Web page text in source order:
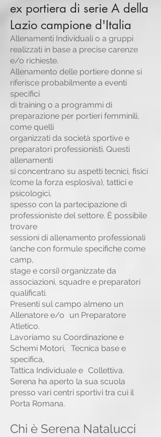
ex portiera di serie A della
Lazio campione d'Italia
Allenamenti Individuali o a gruppi
realizzati in base a precise carenze
e/o richieste.
Allenamento delle portiere donne si
riferisce probabilmente a eventi
specifici
di training o a programmi di
preparazione per portieri femminili,
come quelli
organizzati da società sportive e
preparatori professionisti. Questi
allenamenti
si concentrano su aspetti tecnici, fisici
(come la forza esplosiva), tattici e
psicologici,
spesso con la partecipazione di
professioniste del settore. È possibile
trovare
sessioni di allenamento professionali
(anche con formule specifiche come
camp,
stage e corsi) organizzate da
associazioni, squadre e preparatori
qualificati.
Presenti sul campo almeno un
Allenatore e/o un Preparatore
Atletico.
Lavoriamo su Coordinazione e
Schemi Motori, Tecnica base e
specifica,
Tattica Individuale e Collettiva.
Serena ha aperto la sua scuola
presso vari centri sportivi tra cui il
Porta Romana.
Chi è Serena Natalucci